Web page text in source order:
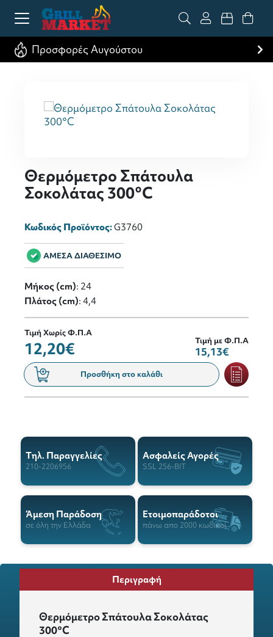
Προσφορές Αυγούστου
Θερμόμετρο Σπάτουλα
Σοκολάτας 300°C
Κωδικός Προϊόντος:G3760
ΑΜΕΣΑ ΔΙΑΘΕΣΙΜΟ
Μήκος (cm): 24
Πλάτος (cm): 4,4
Τιμή Χωρίς Φ.Π.Α
12,20€ Τιμή με Φ.Π.Α
15,13€
Προσθήκη στο καλάθι
Tηλ. Παραγγελίες
210-2206956
Ασφαλείς Αγορές
SSL 256-BIT
Άμεση Παράδοση
σε όλη την Ελλάδα
Ετοιμοπαράδοτοι
πάνω απο 2000 κωδικοί
Περιγραφή
Θερμόμετρο Σπάτουλα Σοκολάτας
300°C